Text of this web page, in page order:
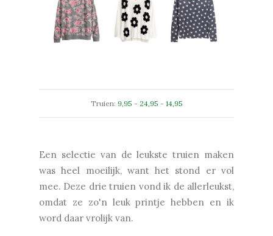
Truien: 9,95 - 24,95 - 14,95
Een selectie van de leukste truien maken
was heel moeilijk, want het stond er vol
mee. Deze drie truien vond ik de allerleukst,
omdat ze zo'n leuk printje hebben en ik
word daar vrolijk van.